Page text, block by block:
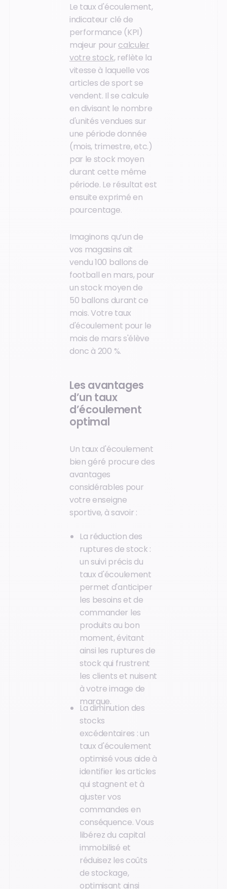
Le taux d'écoulement,
indicateur clé de
performance (KPI)
majeur pour calculer
votre stock, reflète la
vitesse à laquelle vos
articles de sport se
vendent. Il se calcule
en divisant le nombre
d'unités vendues sur
une période donnée
(mois, trimestre, etc.)
par le stock moyen
durant cette même
période. Le résultat est
ensuite exprimé en
pourcentage.
Imaginons qu’un de
vos magasins ait
vendu 100 ballons de
football en mars, pour
un stock moyen de
50 ballons durant ce
mois. Votre taux
d'écoulement pour le
mois de mars s'élève
donc à 200 %.
Les avantages
d’un taux
d’écoulement
optimal
Un taux d'écoulement
bien géré procure des
avantages
considérables pour
votre enseigne
sportive, à savoir :
La réduction des
ruptures de stock :
un suivi précis du
taux d'écoulement
permet d'anticiper
les besoins et de
commander les
produits au bon
moment, évitant
ainsi les ruptures de
stock qui frustrent
les clients et nuisent
à votre image de
marque.
La diminution des
stocks
excédentaires : un
taux d'écoulement
optimisé vous aide à
identifier les articles
qui stagnent et à
ajuster vos
commandes en
conséquence. Vous
libérez du capital
immobilisé et
réduisez les coûts
de stockage,
optimisant ainsi